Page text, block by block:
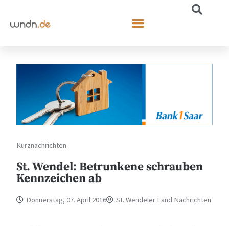
Kurznachrichten
St. Wendel: Betrunkene schrauben
Kennzeichen ab
Donnerstag, 07. April 2016 St. Wendeler Land Nachrichten